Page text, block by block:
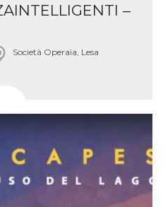
–
Società Operaia, Lesa